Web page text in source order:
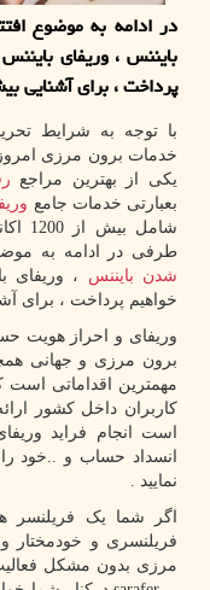
در ادامه به موضوع
بایننس ، وریفای
پرداخت ، برای آشنایی
با توجه به شرایط
خدمات برون مرزی
یکی از بهترین مراجع
بعبارتی خدمات جامع
طرفی در ادامه به
شدن بایننس ، وریفای
خواهیم پرداخت ، برای
وریفای و احراز هویت
برون مرزی و جهانی
مهمترین اقداماتی است
کاربران داخل کشور
است انجام فراید
انسداد حساب و ..خود
نمایید .
اگر شما یک فریلنسر
فریلنسری و خودمختار
مرزی بدون مشکل